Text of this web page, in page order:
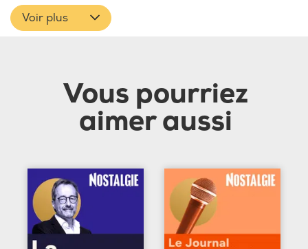
Voir plus
Vous pourriez
aimer aussi